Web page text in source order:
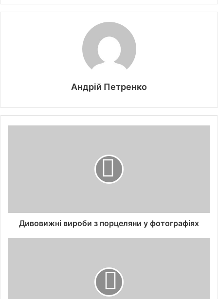
Андрій Петренко
Дивовижні вироби з порцеляни у фотографіях